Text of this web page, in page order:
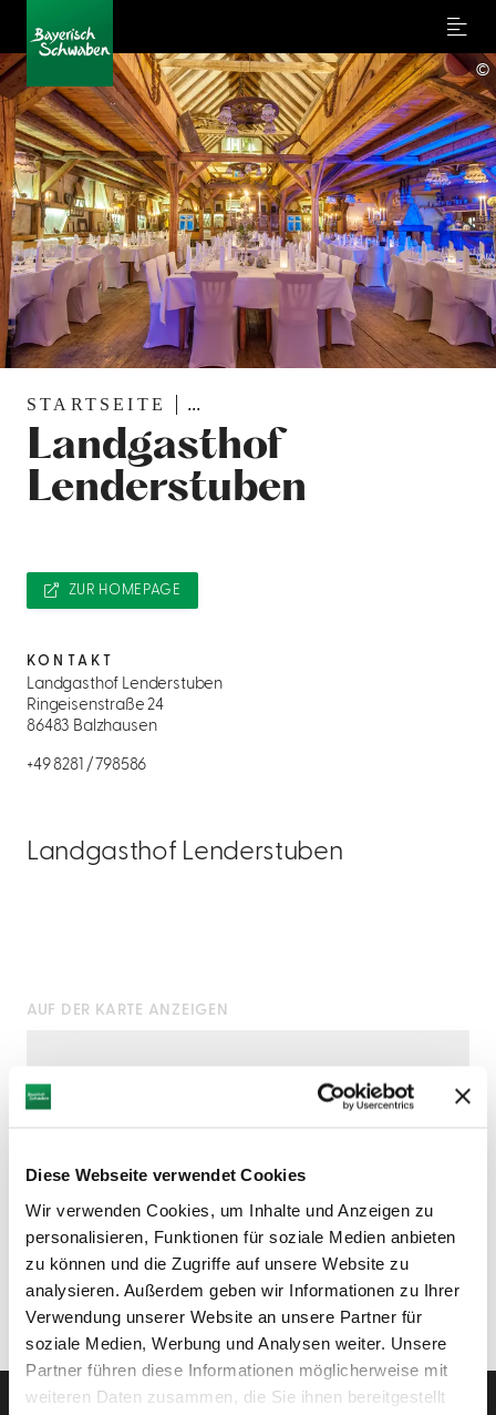
Diese Webseite verwendet Cookies
Wir verwenden Cookies, um Inhalte und Anzeigen zu
personalisieren, Funktionen für soziale Medien anbieten
zu können und die Zugriffe auf unsere Website zu
analysieren. Außerdem geben wir Informationen zu Ihrer
Verwendung unserer Website an unsere Partner für
soziale Medien, Werbung und Analysen weiter. Unsere
Partner führen diese Informationen möglicherweise mit
weiteren Daten zusammen, die Sie ihnen bereitgestellt
Menu
STARTSEITE ...
Landgasthof
Lenderstuben
©
Landgasthof Lenderstuben
ZUR HOMEPAGE
KONTAKT
Landgasthof Lenderstuben
Ringeisenstraße 24
86483 Balzhausen
+49 8281 / 798586
AUF DER KARTE ANZEIGEN